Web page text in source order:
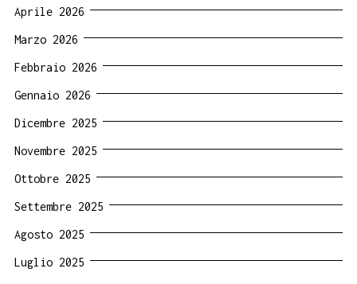
Aprile 2026
Marzo 2026
Febbraio 2026
Gennaio 2026
Dicembre 2025
Novembre 2025
Ottobre 2025
Settembre 2025
Agosto 2025
Luglio 2025